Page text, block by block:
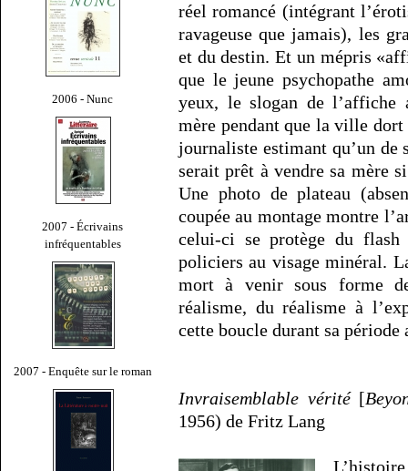
2006 - Nunc
2007 - Écrivains
infréquentables
2007 - Enquête sur le roman
réel romancé (intégrant
ravageuse que jamais), les
et du destin. Et un mépris
que le jeune psychopathe
yeux, le slogan de l’affiche
mère pendant que la ville
journaliste estimant qu’un de
serait prêt à vendre sa mère
Une photo de plateau
coupée au montage montre
celui-ci se protège du flash
policiers au visage minéral.
mort à venir sous forme
réalisme, du réalisme à
cette boucle durant sa période
Invraisemblable vérité[
1956) de Fritz Lang